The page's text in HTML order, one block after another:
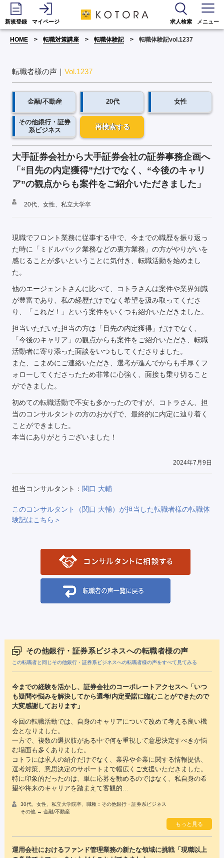
新規登録 マイページ 求人検索 メニュー
HOME 転職対策講座 転職体験記 転職体験記vol.1237
転職者様の声｜ Vol.1237
金融/不動産 20代 女性
その他銀行・証券
系ビジネス
再検索する
大手証券会社から大手証券会社の証券事務企画へ
「“目先の内定獲得”だけでなく、“今後のキャリ
ア”の観点からも案件をご紹介いただきました」
20代、女性、私立大学卒
現職でフロント業務に従事する中で、今までの職歴を振り返っ
た時に「ミドルバック業務などの裏方業務」の方がやりがいを
感じることが多いということに気付き、転職活動を始めまし
た。
他のエージェントさんに比べて、コトラさんは案件や業界知識
が豊富であり、私の経歴だけでなく希望を汲み取ってくださ
り、「これだ！」という案件をいくつも紹介いただきました。
担当いただいた担当の方は「目先の内定獲得」だけでなく、
「今後のキャリア」の観点からも案件をご紹介いただき、転職
活動者に寄り添った面談をいつもしてくださりました。
また、こまめにご連絡いただき、選考が進んでからも手厚くフ
ォローしてくださったため非常に心強く、面接も乗り切ること
ができました。
初めての転職活動で不安も多かったのですが、コトラさん、担
当のコンサルタントの方のおかげで、最終的に内定に辿り着く
ことができました。
本当にありがとうございました！
2024年7月9日
担当コンサルタント： 関口 大輔
このコンサルタント（関口 大輔）が担当した転職者様の転職体
験記はこちら＞
その他銀行・証券系ビジネスへの転職者様の声
この転職者と同じその他銀行・証券系ビジネスへの転職者様の声をすべて見てみる
今までの経験を活かし、証券会社のコーポレートアクセスへ「いつ
も疑問や悩みを解決してから選考/内定受諾に臨むことができたので
大変感謝しております」
今回の転職活動では、自身のキャリアについて改めて考える良い機
会となりました。
一方で、複数の選択肢がある中で何を重視して意思決定すべきか悩
む場面も多くありました。
コトラには求人の紹介だけでなく、業界や企業に関する情報提供、
選考対策、意思決定のサポートまで幅広くご支援いただきました。
特に印象的だったのは、単に応募を勧めるのではなく、私自身の希
望や将来のキャリアを踏まえて客観的...
30代、女性、私立大学院卒、職種：その他銀行・証券系ビジネス
その他 → 金融/不動産
もっと見る
運用会社におけるファンド管理業務の新たな領域に挑戦「現職以上